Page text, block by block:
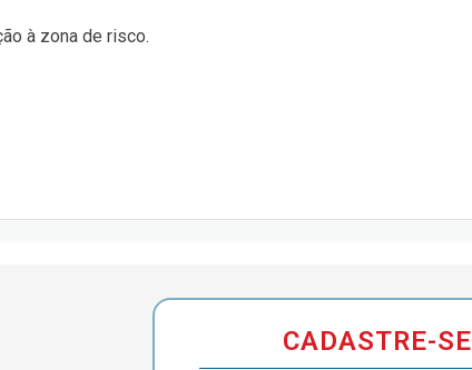
à zona de risco.
CADASTRE-SE